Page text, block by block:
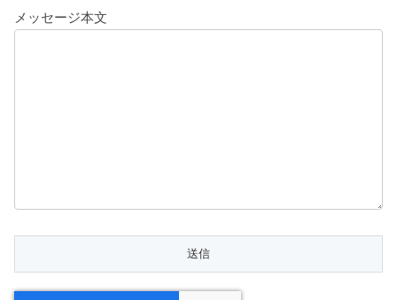
メッセージ本文